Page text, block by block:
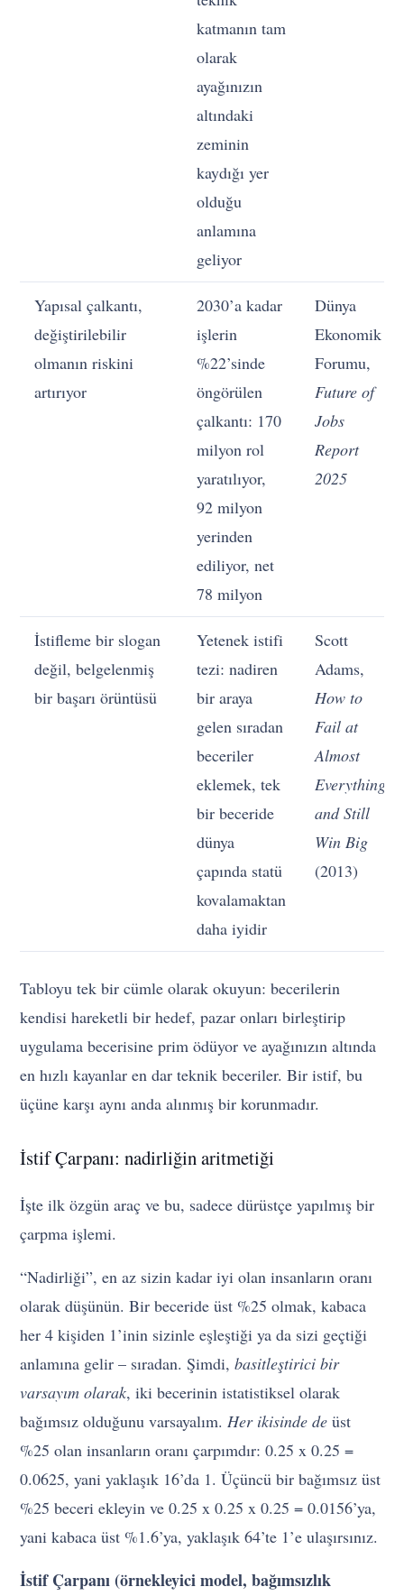
katmanın tam
olarak
ayağınızın
altındaki
zeminin
kaydığı yer
olduğu
anlamına
geliyor
Yapısal çalkantı,
değiştirilebilir
olmanın riskini
artırıyor
2030’a kadar
işlerin
%22’sinde
öngörülen
çalkantı: 170
milyon rol
yaratılıyor,
92 milyon
yerinden
ediliyor, net
78 milyon
Dünya
Ekonomik
Forumu,
Future of
Jobs
Report
2025
İstifleme bir slogan
değil, belgelenmiş
bir başarı örüntüsü
Yetenek istifi
tezi: nadiren
bir araya
gelen sıradan
beceriler
eklemek, tek
bir beceride
dünya
çapında statü
kovalamaktan
daha iyidir
Scott
Adams,
How to
Fail at
Almost
Everything
and Still
Win Big
(2013)
Tabloyu tek bir cümle olarak okuyun: becerilerin
kendisi hareketli bir hedef, pazar onları birleştirip
uygulama becerisine prim ödüyor ve ayağınızın altında
en hızlı kayanlar en dar teknik beceriler. Bir istif, bu
üçüne karşı aynı anda alınmış bir korunmadır.
İstif Çarpanı: nadirliğin aritmetiği
İşte ilk özgün araç ve bu, sadece dürüstçe yapılmış bir
çarpma işlemi.
“Nadirliği”, en az sizin kadar iyi olan insanların oranı
olarak düşünün. Bir beceride üst %25 olmak, kabaca
her 4 kişiden 1’inin sizinle eşleştiği ya da sizi geçtiği
anlamına gelir – sıradan. Şimdi,basitleştirici bir
varsayım olarak, iki becerinin istatistiksel olarak
bağımsız olduğunu varsayalım.Her ikisinde de üst
%25 olan insanların oranı çarpımdır: 0.25 x 0.25 =
0.0625, yani yaklaşık 16’da 1. Üçüncü bir bağımsız üst
%25 beceri ekleyin ve 0.25 x 0.25 x 0.25 = 0.0156’ya,
yani kabaca üst %1.6’ya, yaklaşık 64’te 1’e ulaşırsınız.
İstif Çarpanı (örnekleyici model, bağımsızlık